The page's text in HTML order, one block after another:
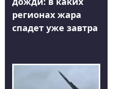
регионах жара
спадет уже завтра